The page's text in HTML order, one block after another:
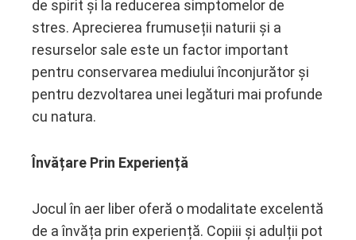
de spirit și la reducerea simptomelor de
stres. Aprecierea frumuseții naturii și a
resurselor sale este un factor important
pentru conservarea mediului înconjurător și
pentru dezvoltarea unei legături mai profunde
cu natura.
Învățare Prin Experiență
Jocul în aer liber oferă o modalitate excelentă
de a învăța prin experiență. Copiii și adulții pot